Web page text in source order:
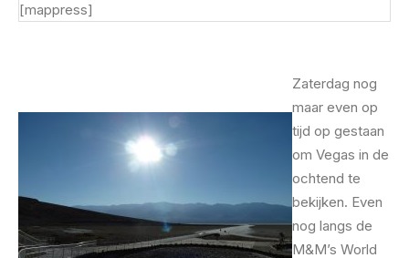
Zaterdag nog
maar even op
tijd op gestaan
om Vegas in de
ochtend te
bekijken. Even
nog langs de
M&M’s World
[mappress]